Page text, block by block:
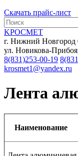
Скачать прайс-лист
KРОСМЕТ
г. Нижний Новгород
ул. Новикова-
8(831)253-00-19
krosmet1@yandex.ru
Лента
Наименование